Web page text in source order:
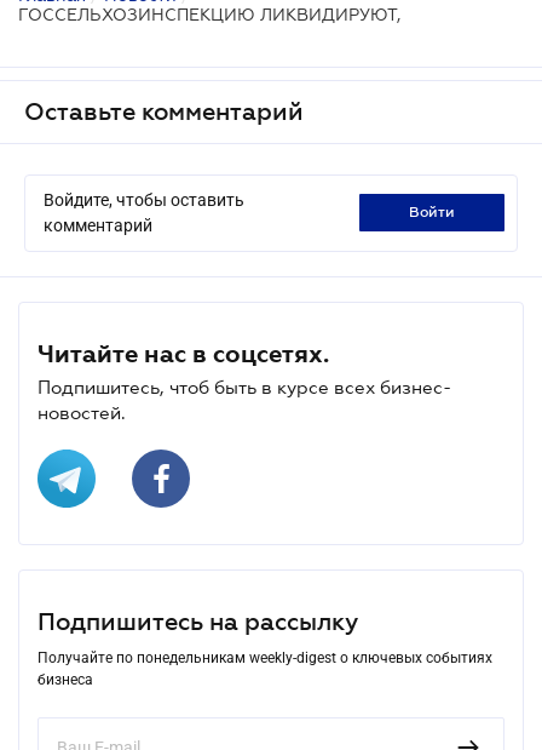
ГОССЕЛЬХОЗИНСПЕКЦИЮ ЛИКВИДИРУЮТ,
Оставьте комментарий
Войдите, чтобы оставить
комментарий
войти
Читайте нас в соцсетях.
Подпишитесь, чтоб быть в курсе всех бизнес-
новостей.
Подпишитесь на рассылку
Получайте по понедельникам weekly-digest о ключевых событиях
бизнеса